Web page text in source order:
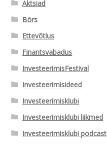
Aktsiad
Börs
Ettevõtlus
Finantsvabadus
InvesteerimisFestival
Investeerimisideed
Investeerimisklubi
Investeerimisklubi liikmed
Investeerimisklubi podcast